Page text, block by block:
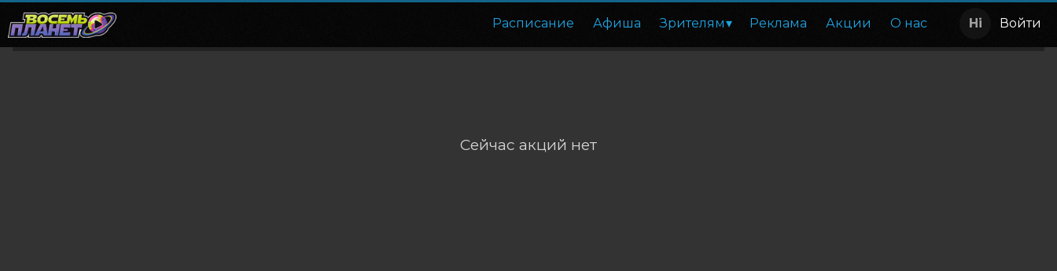
Расписание Афиша Зрителям Реклама Акции О нас Войти
Сейчас акций нет